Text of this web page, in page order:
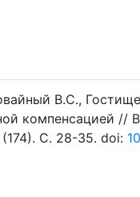
В.С.,
компенсацией //
C. 28-35. doi: